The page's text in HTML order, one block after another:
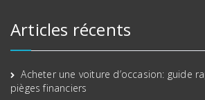
Articles récents
Acheter une voiture d’occasion: guide
pièges financiers